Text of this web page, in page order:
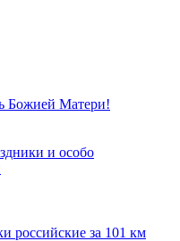
Божией Матери!
и особо
российские за 101 км